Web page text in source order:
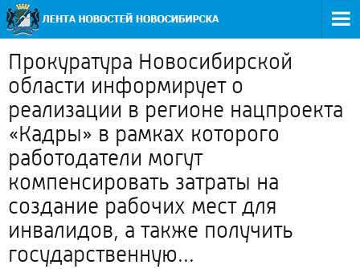
Прокуратура Новосибирской
области информирует о
реализации в регионе нацпроекта
«Кадры» в рамках которого
работодатели могут
компенсировать затраты на
создание рабочих мест для
инвалидов, а также получить
государственную...